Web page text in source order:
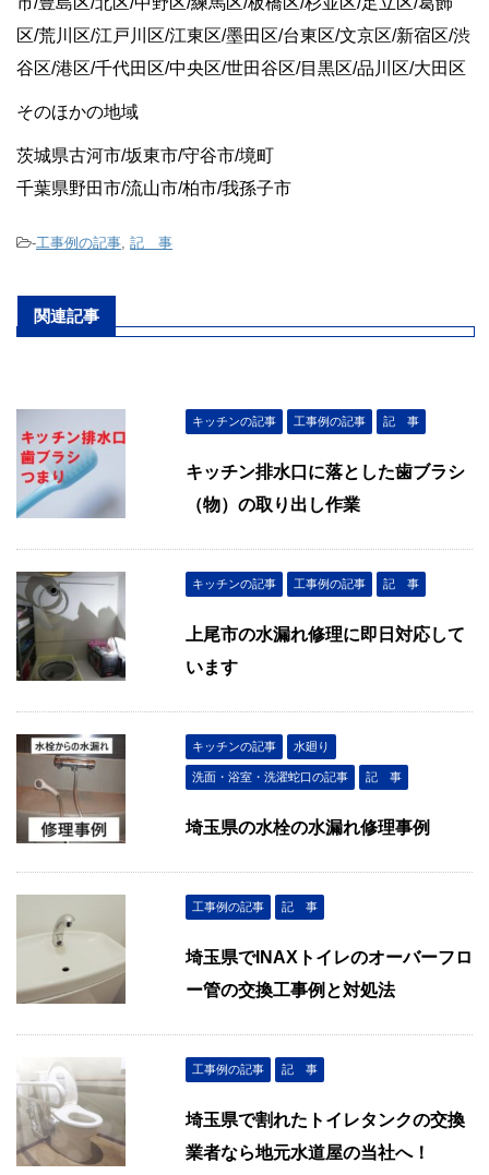
区/荒川区/江戸川区/江東区/墨田区/台東区/文京区/新宿区/渋
谷区/港区/千代田区/中央区/世田谷区/目黒区/品川区/大田区
そのほかの地域
茨城県古河市/坂東市/守谷市/境町
千葉県野田市/流山市/柏市/我孫子市
-工事例の記事 記 事
関連記事
キッチンの記事 工事例の記事 記 事
キッチン排水口に落とした歯ブラシ
（物）の取り出し作業
キッチンの記事 工事例の記事 記 事
上尾市の水漏れ修理に即日対応して
います
キッチンの記事 水廻り
洗面・浴室・洗濯蛇口の記事 記 事
埼玉県の水栓の水漏れ修理事例
工事例の記事 記 事
埼玉県でINAXトイレのオーバーフロ
ー管の交換工事例と対処法
工事例の記事 記 事
埼玉県で割れたトイレタンクの交換
業者なら地元水道屋の当社へ！